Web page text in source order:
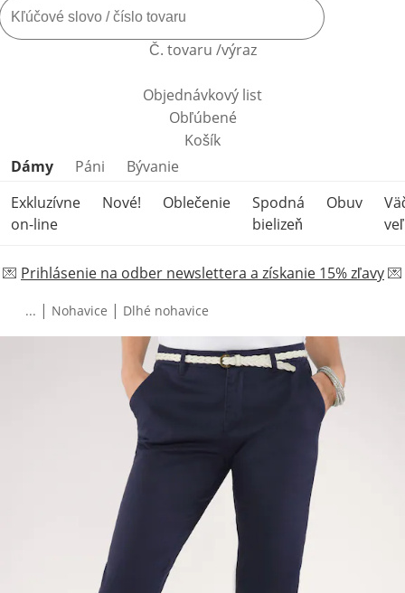
Č. tovaru /výraz
Objednávkový list
Obľúbené
Košík
Preskočiť kategórie produktov
Dámy Páni
Bývanie
Exkluzívne
on-line
Nové! Oblečenie
Spodná
bielizeň
Obuv
💌 Prihlásenie na odber newslettera a získanie 15% zľavy💌
... | Nohavice | Dlhé nohavice